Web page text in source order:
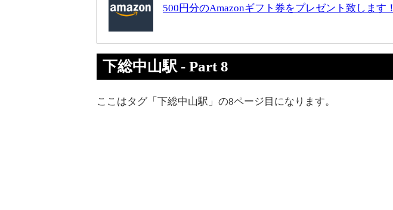
500円分のAmazonギフト券をプレゼント致します！
下総中山駅 - Part 8
ここはタグ「下総中山駅」の8ページ目になります。